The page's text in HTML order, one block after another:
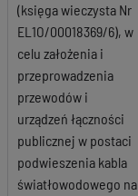
(księga wieczysta Nr
EL1O/00018369/6), w
celu założenia i
przeprowadzenia
przewodów i
urządzeń łączności
publicznej w postaci
podwieszenia kabla
światłowodowego na